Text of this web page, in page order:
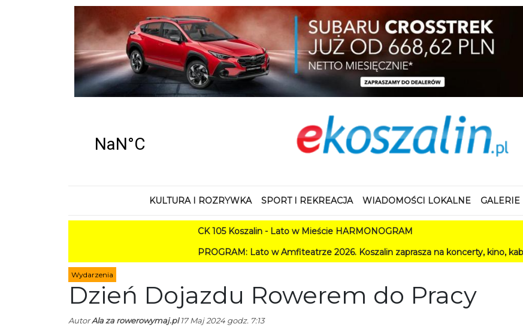
KULTURA I ROZRYWKA SPORT I REKREACJA WIADOMOŚCI LOKALNE GALERIE
CK 105 Koszalin - Lato w Mieście HARMONOGRAM
PROGRAM: Lato w Amfiteatrze 2026. Koszalin zaprasza na koncerty, kino, kabarety i
Wydarzenia
Dzień Dojazdu Rowerem do Pracy
AutorAla za rowerowymaj.pl17 Maj 2024 godz. 7:13